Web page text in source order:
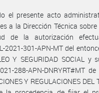
el presente acto
a la Dirección Técnica sobre
de la autorización
2021-301-APN-MT del
Y SEGURIDAD SOCIAL y
288-APN-DNRYRT#MT de
Y REGULACIONES